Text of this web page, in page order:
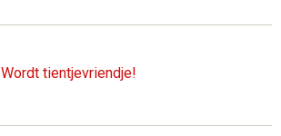
Wordt tientjevriendje!